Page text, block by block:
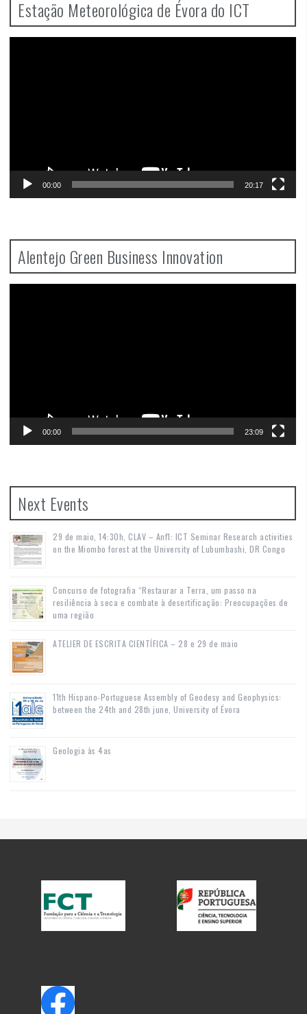
Estação Meteorológica de Évora do ICT
00:00 20:17
Alentejo Green Business Innovation
00:00 23:09
Next Events
29 de maio, 14:30h, CLAV – Anf1: ICT Seminar Research activities
on the Miombo forest at the University of Lubumbashi, DR Congo
Concurso de fotografia “Restaurar a Terra, um passo na
resiliência à seca e combate à desertificação: Preocupações de
uma região
ATELIER DE ESCRITA CIENTÍFICA – 28 e 29 de maio
11th Hispano-Portuguese Assembly of Geodesy and Geophysics:
between the 24th and 28th june, University of Évora
Geologia às 4as